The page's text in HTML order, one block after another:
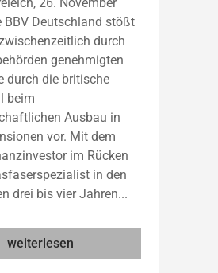
BBV Deutschland stößt
durch
genehmigten
durch die britische
beim
Ausbau in
vor. Mit dem
im Rücken
in den
drei bis vier Jahren...
weiterlesen